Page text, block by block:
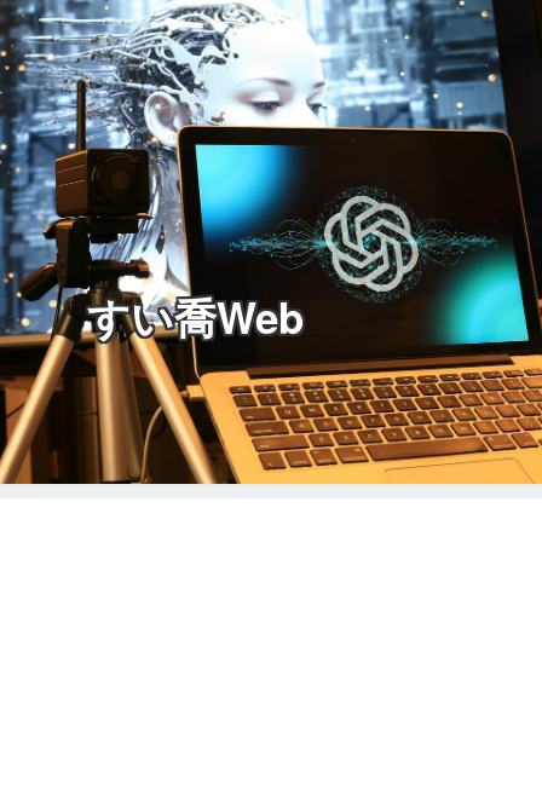
すい喬Web